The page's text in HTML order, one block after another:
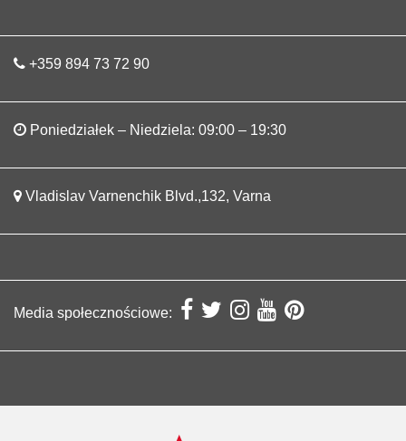
+359 894 73 72 90
Poniedziałek – Niedziela: 09:00 – 19:30
Vladislav Varnenchik Blvd.,132, Varna
Media społecznościowe: